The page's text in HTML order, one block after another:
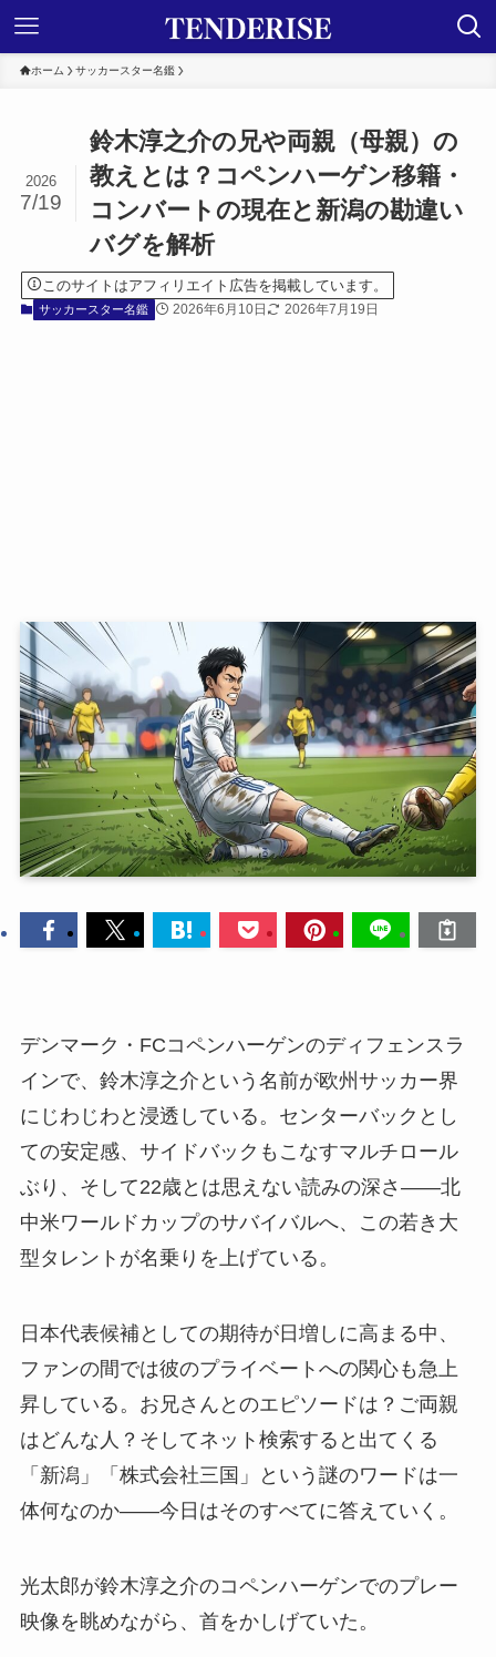
ホーム サッカースター名鑑
鈴木淳之介の兄や両親（母親）の
教えとは？コペンハーゲン移籍・
コンバートの現在と新潟の勘違い
バグを解析
2026
7/19
このサイトはアフィリエイト広告を掲載しています。
サッカースター名鑑 2026年6月10日 2026年7月19日
デンマーク・FCコペンハーゲンのディフェンスラ
インで、鈴木淳之介という名前が欧州サッカー界
にじわじわと浸透している。センターバックとし
ての安定感、サイドバックもこなすマルチロール
ぶり、そして22歳とは思えない読みの深さ——北
中米ワールドカップのサバイバルへ、この若き大
型タレントが名乗りを上げている。
日本代表候補としての期待が日増しに高まる中、
ファンの間では彼のプライベートへの関心も急上
昇している。お兄さんとのエピソードは？ご両親
はどんな人？そしてネット検索すると出てくる
「新潟」「株式会社三国」という謎のワードは一
体何なのか——今日はそのすべてに答えていく。
光太郎が鈴木淳之介のコペンハーゲンでのプレー
映像を眺めながら、首をかしげていた。